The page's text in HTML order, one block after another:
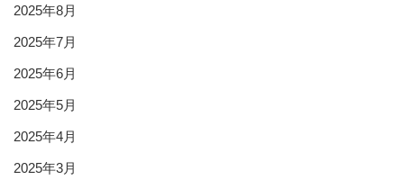
2025年8月
2025年7月
2025年6月
2025年5月
2025年4月
2025年3月